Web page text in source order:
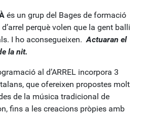
és un grup del Bages de formació
perquè volen que la gent balli
I ho aconsegueixen.Actuaran el
la nit.
al d’ARREL incorpora 3
que ofereixen propostes molt
de la música tradicional de
fins a les creacions pròpies amb